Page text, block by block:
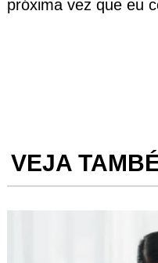
próxima vez que eu
VEJA